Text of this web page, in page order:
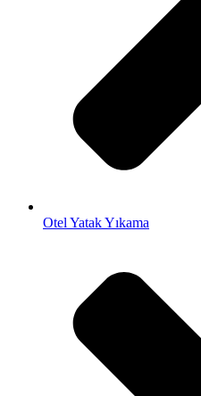
Otel Yatak Yıkama